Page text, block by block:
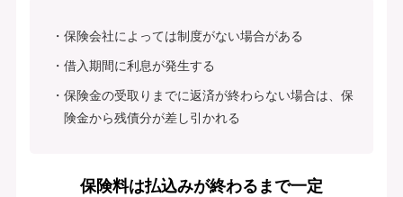
保険会社によっては制度がない場合がある
借入期間に利息が発生する
保険金の受取りまでに返済が終わらない場合は、保
険金から残債分が差し引かれる
保険料は払込みが終わるまで一定